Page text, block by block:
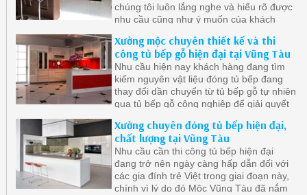
chúng tôi luôn lắng nghe và hiểu rõ được
nhu cầu cũng như ý muốn của khách
mang phong cách cá nhân của gia chủ.
Xưởng mộc chuyên thiết kế và thi
công tủ bếp gỗ hiện đại tại Vũng Tàu
Nhu cầu hiện nay khách hàng đang tìm
kiếm nguyên vật liệu đóng tủ bếp đang
thay đổi dần chuyển từ tủ bếp gỗ tự nhiên
qua tủ bếp gỗ công nghiệp để giải quyết
bếp do thời gian sử dụng. Bên cạnh đó gỗ
công nghiệp cũng được đánh giá là khá
bền và dặt biệt giá thành rẻ hơn gỗ tự
nhiên.
Xưởng chuyên đóng tủ bếp hiện đại,
chất lượng tại Vũng Tàu
Nhu cầu cần thi công tủ bếp hiện đại
đang trở nên ngày càng hấp dẫn đối với
các gia đính trẻ Việt trong giai đoạn này,
chính vì lý do đó Mộc Vũng Tàu đã nắm